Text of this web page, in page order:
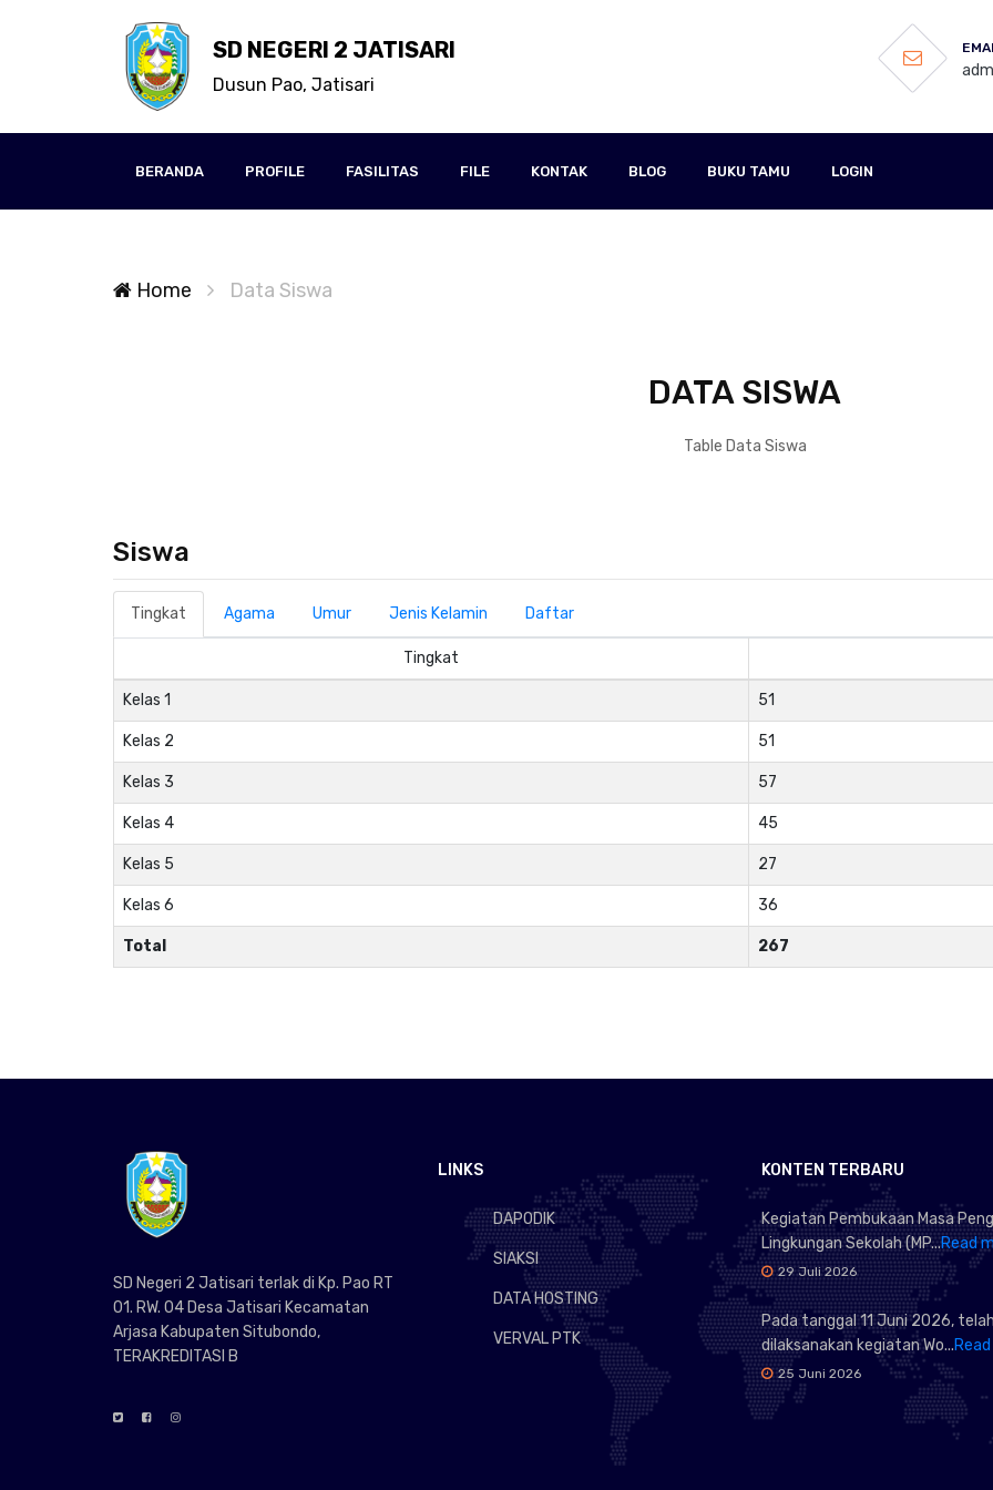
SD NEGERI 2 JATISARI
Dusun Pao, Jatisari
BERANDA PROFILE FASILITAS FILE KONTAK BLOG BUKU TAMU LOGIN
Home Data Siswa
DATA SISWA
Table Data Siswa
Siswa
Tingkat Agama Umur Jenis Kelamin Daftar
Tingkat
Kelas 1 51
Kelas 2 51
Kelas 3 57
Kelas 4 45
Kelas 5 27
Kelas 6 36
Total 267
SD Negeri 2 Jatisari terlak di Kp. Pao RT
01. RW. 04 Desa Jatisari Kecamatan
Arjasa Kabupaten Situbondo,
TERAKREDITASI B
LINKS
DAPODIK
SIAKSI
DATA HOSTING
VERVAL PTK
KONTEN TERBARU
Kegiatan Pembukaan Masa
Lingkungan Sekolah (MP...Read
29 Juli 2026
Pada tanggal 11 Juni 2026, telah
dilaksanakan kegiatan Wo...
25 Juni 2026